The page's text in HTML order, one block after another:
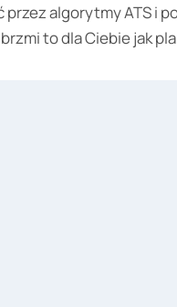
przez algorytmy ATS i
to dla Ciebie jak